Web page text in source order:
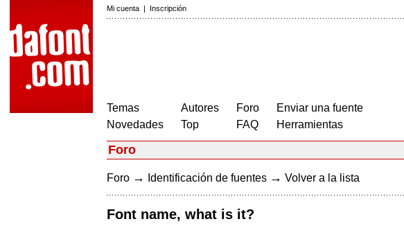
Mi cuenta | Inscripción
Temas
Novedades
Autores
Top
Foro
FAQ
Enviar una fuente
Herramientas
Foro
Foro → Identificación de fuentes → Volver a la lista
Font name, what is it?